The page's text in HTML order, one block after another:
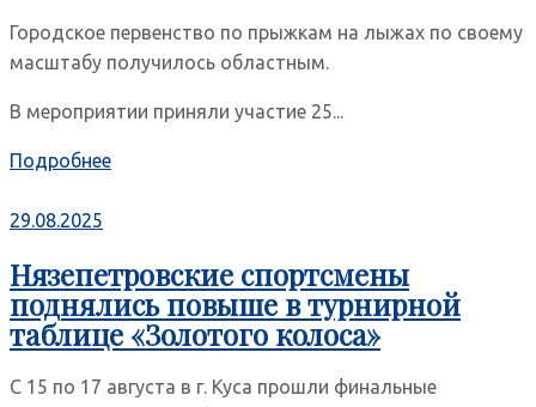
Городское первенство по прыжкам на лыжах по своему
масштабу получилось областным.
В мероприятии приняли участие 25...
Подробнее
29.08.2025
Нязепетровские спортсмены
поднялись повыше в турнирной
таблице «Золотого колоса»
С 15 по 17 августа в г. Куса прошли финальные